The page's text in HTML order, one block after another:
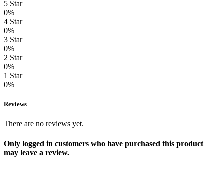
5 Star
0%
4 Star
0%
3 Star
0%
2 Star
0%
1 Star
0%
Reviews
There are no reviews yet.
Only logged in customers who have purchased this product
may leave a review.